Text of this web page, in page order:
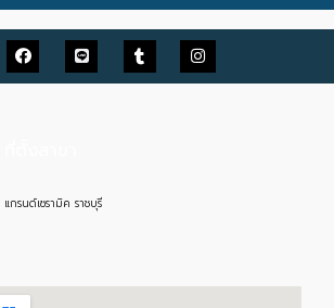
แกรนด์เซรามิค ราชบุรี